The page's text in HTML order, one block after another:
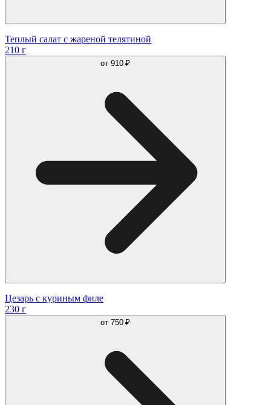
Теплый салат с жареной телятиной
210 г
от 910 ₽
Цезарь с куриным филе
230 г
от 750 ₽